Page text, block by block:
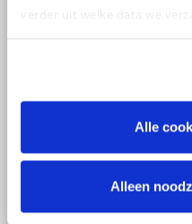
Alle
Alleen
Veel sterkte,